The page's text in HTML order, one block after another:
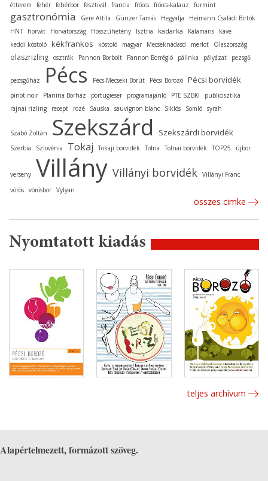
étterem
fehér fehérbor fesztivál francia fröccs fröccs-kalauz furmint
gasztronómia Gere Attila Günzer Tamás Hegyalja
Heimann Családi Birtok
HNT
horvát Horvátország Hosszúhetény Isztria kadarka Kalamáris
kávé
keddi kóstoló kékfrankos kóstoló magyar Mecseknádasd merlot Olaszország
olaszrizling osztrák Pannon Borbolt Pannon Borrégió pálinka pályázat pezsgő
pezsgőház Pécs Pécs-Mecseki Borút Pécsi Borozó Pécsi borvidék
pinot noir Planina Borház portugieser programajánló PTE SZBKI
publicisztika
rajnai rizling
recept rozé Sauska sauvignon blanc Siklós Somló syrah
Szabó Zoltán Szekszárd Szekszárdi borvidék
Szerbia Szlovénia Tokaj Tokaji borvidék Tolna Tolnai borvidék TOP25 újbor
verseny Villány Villányi borvidék Villányi Franc
vörös vörösbor Vylyan
összes cimke
Nyomtatott kiadás
teljes archívum
Alapértelmezett, formázott szöveg.